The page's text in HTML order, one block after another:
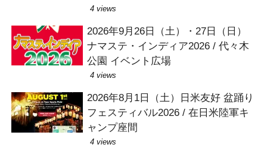
4 views
2026年9月26日（土）・27日（日）
ナマステ・インディア2026 / 代々木
公園 イベント広場
4 views
2026年8月1日（土）日米友好 盆踊り
フェスティバル2026 / 在日米陸軍キ
ャンプ座間
4 views